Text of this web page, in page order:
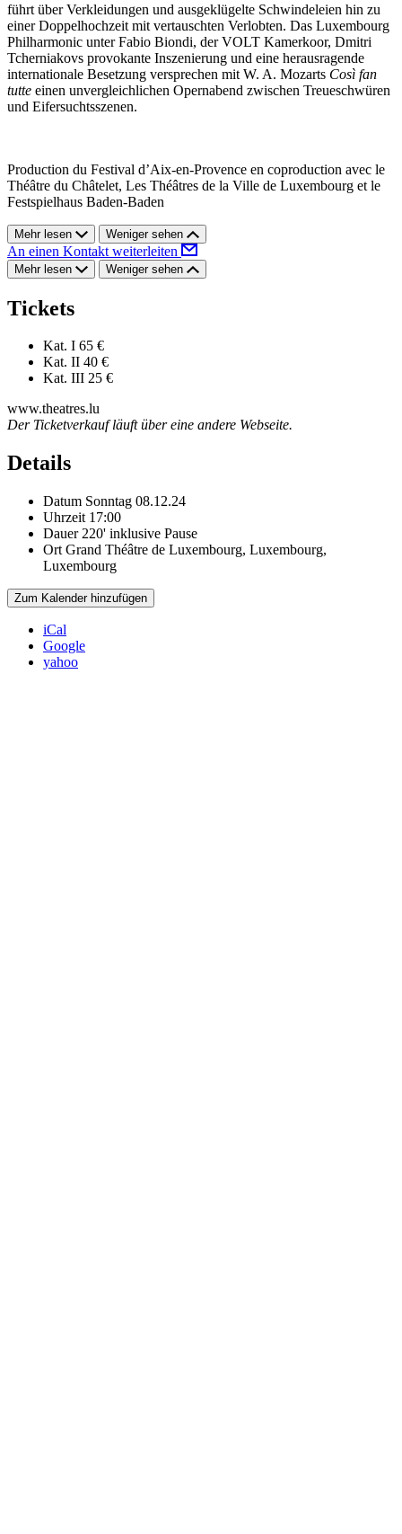
führt über Verkleidungen und ausgeklügelte Schwindeleien hin zu
einer Doppelhochzeit mit vertauschten Verlobten. Das Luxembourg
Philharmonic unter Fabio Biondi, der VOLT Kamerkoor, Dmitri
Tcherniakovs provokante Inszenierung und eine herausragende
internationale Besetzung versprechen mit W. A. Mozarts Così fan
tutte einen unvergleichlichen Opernabend zwischen Treueschwüren
und Eifersuchtsszenen.
Production du Festival d’Aix-en-Provence en coproduction avec le
Théâtre du Châtelet, Les Théâtres de la Ville de Luxembourg et le
Festspielhaus Baden-Baden
Mehr lesen Weniger sehen
An einen Kontakt weiterleiten
Mehr lesen Weniger sehen
Tickets
Kat. I 65 €
Kat. II 40 €
Kat. III 25 €
www.theatres.lu
Der Ticketverkauf läuft über eine andere Webseite.
Details
Datum Sonntag 08.12.24
Uhrzeit 17:00
Dauer 220' inklusive Pause
Ort Grand Théâtre de Luxembourg, Luxembourg,
Luxembourg
Zum Kalender hinzufügen
iCal
Google
yahoo